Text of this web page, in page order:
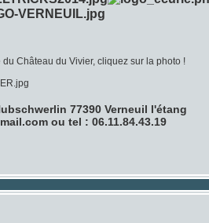
Château du Vivier, cliquez sur la photo !
77390 Verneuil l'étang
ou tel : 06.11.84.43.19